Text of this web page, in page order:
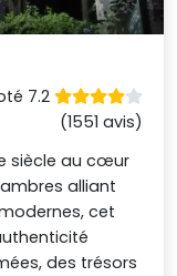
7.2
(1551 avis)
siècle au cœur
alliant
cet
des trésors